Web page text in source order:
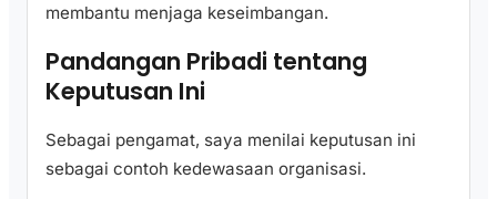
membantu menjaga keseimbangan.
Pandangan Pribadi tentang
Keputusan Ini
Sebagai pengamat, saya menilai keputusan ini
sebagai contoh kedewasaan organisasi.